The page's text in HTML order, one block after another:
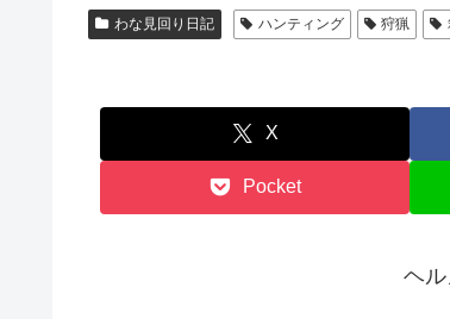
わな見回り日記 ハンティング 狩猟
X
Pocket
ヘ